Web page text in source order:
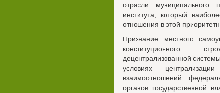
отрасли муниципального
института, который
отношения в этой
Признание местного
конституционного
децентрализованной
условиях
взаимоотношений
органов государственной